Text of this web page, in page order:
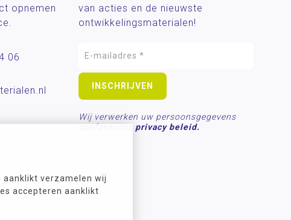
aanklikt verzamelen wij
accepteren aanklikt
opnemen
06
van acties en de nieuwste
ontwikkelingsmaterialen!
Wij verwerken uw persoonsgegevens
conform ons privacy beleid.